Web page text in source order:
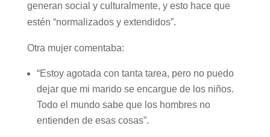
generan social y culturalmente, y esto hace que
estén “normalizados y extendidos”.
Otra mujer comentaba:
“Estoy agotada con tanta tarea, pero no puedo
dejar que mi marido se encargue de los niños.
Todo el mundo sabe que los hombres no
entienden de esas cosas”.